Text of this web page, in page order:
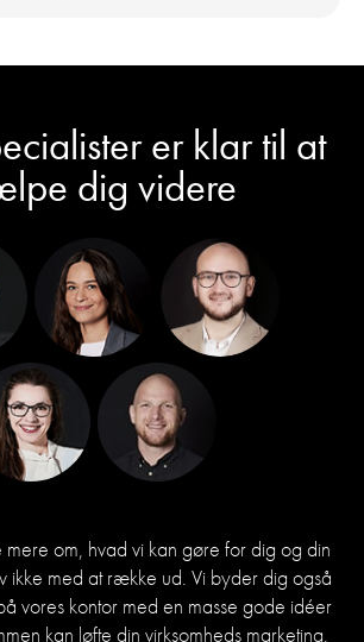
er klar til at
dig videre
om, hvad vi kan gøre for dig og din
ikke med at række ud. Vi byder dig også
vores kontor med en masse gode idéer
kan løfte din virksomheds marketing.